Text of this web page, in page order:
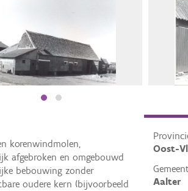
Oost-
Aalter
korenwindmolen,
afgebroken en omgebouwd
bebouwing zonder
oudere kern (bijvoorbeeld